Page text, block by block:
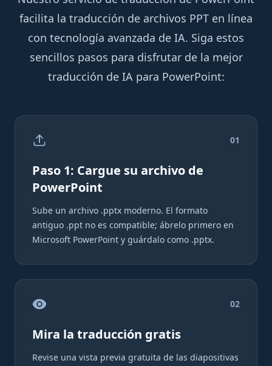
facilita la traducción de archivos PPT en línea
con tecnología avanzada de IA. Siga estos
sencillos pasos para disfrutar de la mejor
traducción de IA para PowerPoint:
01
Paso 1: Cargue su archivo de
PowerPoint
Sube un archivo .pptx moderno. El formato
antiguo .ppt no es compatible; ábrelo primero en
Microsoft PowerPoint y guárdalo como .pptx.
02
Mira la traducción gratis
Revise una vista previa gratuita de las diapositivas